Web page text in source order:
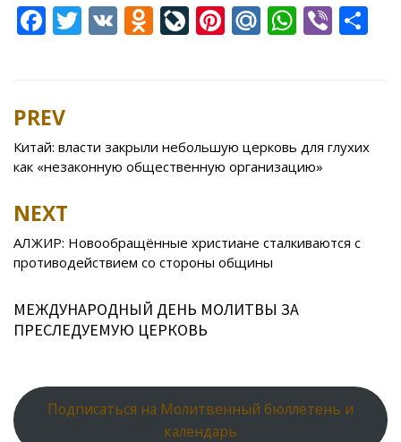
F
b
o
o
T V O
kl
as
ki
Li
u
r
Pi
st
M
u
W
A
p
Vi
Post
navigation
PREV
Китай: власти закрыли небольшую церковь для глухих
как «незаконную общественную организацию»
NEXT
АЛЖИР: Новообращённые христиане сталкиваются с
противодействием со стороны общины
МЕЖДУНАРОДНЫЙ ДЕНЬ МОЛИТВЫ ЗА
ПРЕСЛЕДУЕМУЮ ЦЕРКОВЬ
Подписаться на Молитвенный бюллетень и
календарь